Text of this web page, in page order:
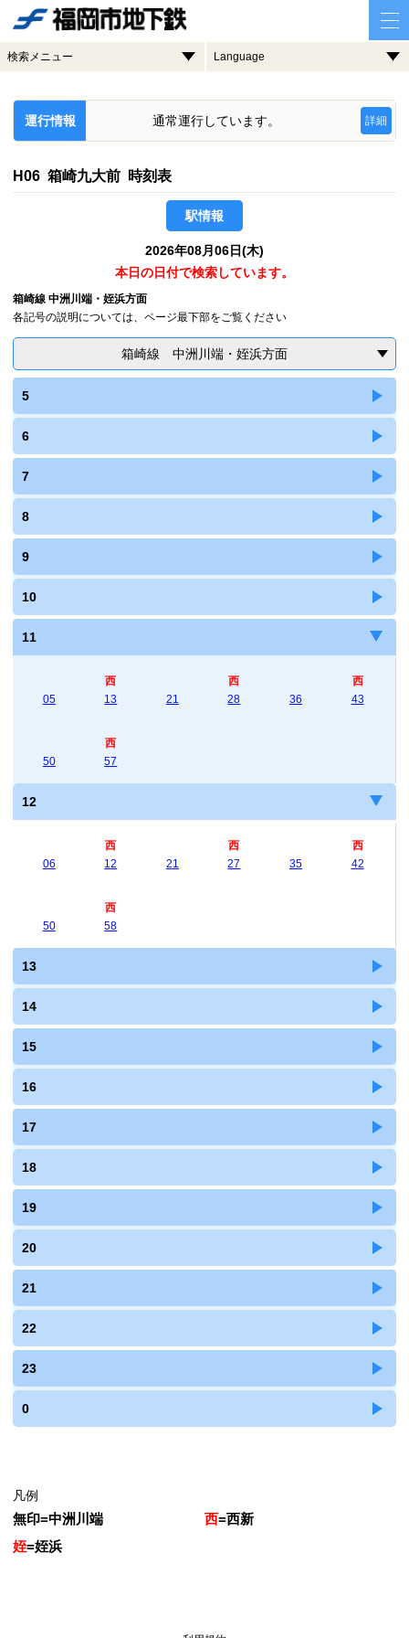
検索メニュー Language
運行情報 通常運行しています。 詳細
H06 箱崎九大前 時刻表
駅情報
2026年08月06日(木)
本日の日付で検索しています。
箱崎線 中洲川端・姪浜方面
各記号の説明については、ページ最下部をご覧ください
箱崎線 中洲川端・姪浜方面
5
6
7
8
9
10
11
05
西
13
21
西
28
36
西
43
50
西
57
12
06
西
12
21
西
27
35
西
42
50
西
58
13
14
15
16
17
18
19
20
21
22
23
0
凡例
無印=中洲川端 西=西新
姪=姪浜